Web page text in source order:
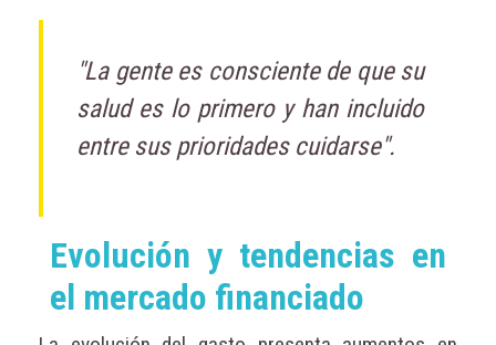
"La gente es consciente de que su
salud es lo primero y han incluido
entre sus prioridades cuidarse".
Evolución y tendencias en
el mercado financiado